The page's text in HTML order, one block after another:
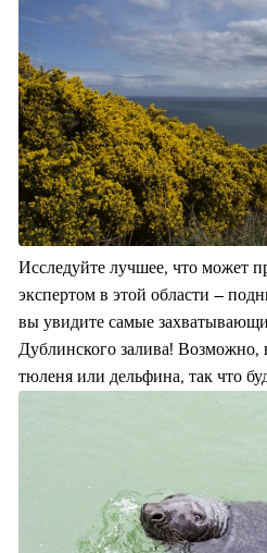
Исследуйте лучшее, что может
экспертом в этой области –
вы увидите самые
Дублинского залива! Возможно,
тюленя или дельфина, так что